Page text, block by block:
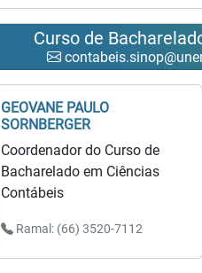
Curso de
GEOVANE PAULO
SORNBERGER
Coordenador do Curso de
Bacharelado em Ciências
Contábeis
Ramal: (66) 3520-7112